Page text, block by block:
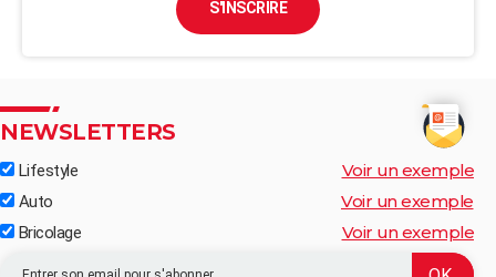
S'INSCRIRE
NEWSLETTERS
Lifestyle Voir un exemple
Auto Voir un exemple
Bricolage Voir un exemple